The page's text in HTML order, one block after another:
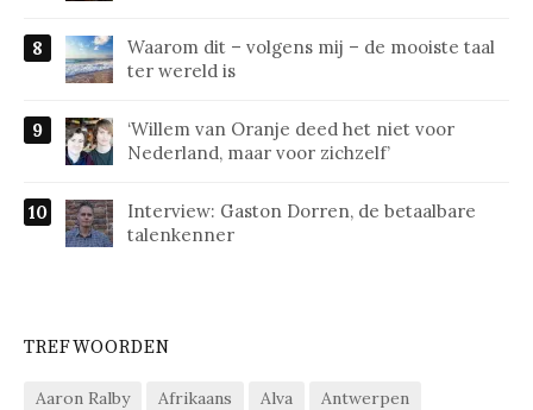
Waarom dit – volgens mij – de mooiste taal
ter wereld is
‘Willem van Oranje deed het niet voor
Nederland, maar voor zichzelf’
Interview: Gaston Dorren, de betaalbare
talenkenner
TREFWOORDEN
Aaron Ralby Afrikaans Alva
Antwerpen